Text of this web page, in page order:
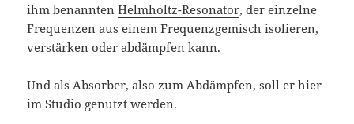
ihm benanntenHelmholtz-Resonator, der einzelne
Frequenzen aus einem Frequenzgemisch isolieren,
verstärken oder abdämpfen kann.
Und alsAbsorber, also zum Abdämpfen, soll er hier
im Studio genutzt werden.